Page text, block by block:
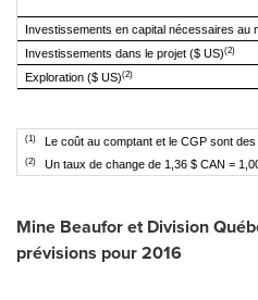
Investissements en capital nécessaires au
Investissements dans le projet ($ US)(2)
Exploration ($ US)(2)
(1) Le coût au comptant et le CGP sont
(2) Un taux de change de 1,36 $ CAN =
Mine Beaufor et Division
prévisions pour 2016